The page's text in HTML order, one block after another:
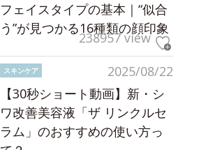
フェイスタイプの基本｜“似合
う”が見つかる16種類の顔印象
238957 view
2025/08/22
スキンケア
【30秒ショート動画】新・シ
ワ改善美容液「ザ リンクルセ
ラム」のおすすめの使い方っ